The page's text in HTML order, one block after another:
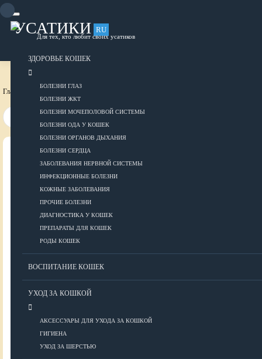
Skip
to
contentУСАТИКИ RU
Для тех, кто любит своих усатиков
РАЗМЕСТИТЬ ОБЪЯВЛЕНИЕ
ЗДОРОВЬЕ КОШЕК
БОЛЕЗНИ ГЛАЗ
БОЛЕЗНИ ЖКТ
БОЛЕЗНИ МОЧЕПОЛОВОЙ СИСТЕМЫ
БОЛЕЗНИ ОДА У КОШЕК
БОЛЕЗНИ ОРГАНОВ ДЫХАНИЯ
БОЛЕЗНИ СЕРДЦА
ЗАБОЛЕВАНИЯ НЕРВНОЙ СИСТЕМЫ
ИНФЕКЦИОННЫЕ БОЛЕЗНИ
КОЖНЫЕ ЗАБОЛЕВАНИЯ
ПРОЧИЕ БОЛЕЗНИ
ДИАГНОСТИКА У КОШЕК
ПРЕПАРАТЫ ДЛЯ КОШЕК
РОДЫ КОШЕК
ВОСПИТАНИЕ КОШЕК
УХОД ЗА КОШКОЙ
АКСЕССУАРЫ ДЛЯ УХОДА ЗА КОШКОЙ
ГИГИЕНА
УХОД ЗА ШЕРСТЬЮ
ОБЪЯВЛЕНИЯ
Главная страница
ВСЕ О КОШКАХ
Болезни глаз
Болезни ЖКТ
Кожные заболевания